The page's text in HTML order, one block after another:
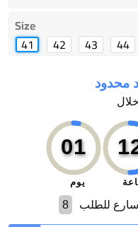
Size
41
42 43 44
01
يوم
8 سارع للطلب